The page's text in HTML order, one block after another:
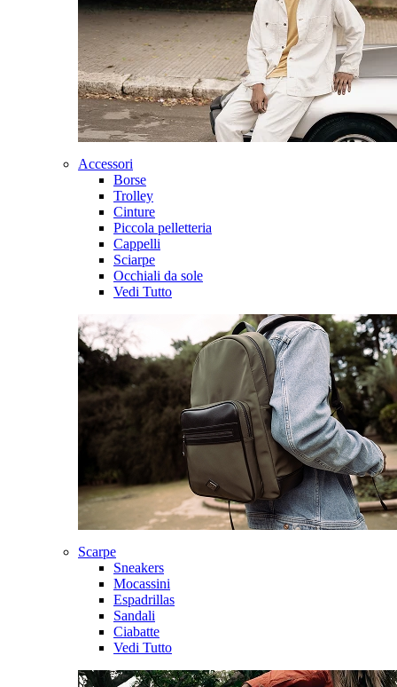
Accessori
Borse
Trolley
Cinture
Piccola pelletteria
Cappelli
Sciarpe
Occhiali da sole
Vedi Tutto
Scarpe
Sneakers
Mocassini
Espadrillas
Sandali
Ciabatte
Vedi Tutto